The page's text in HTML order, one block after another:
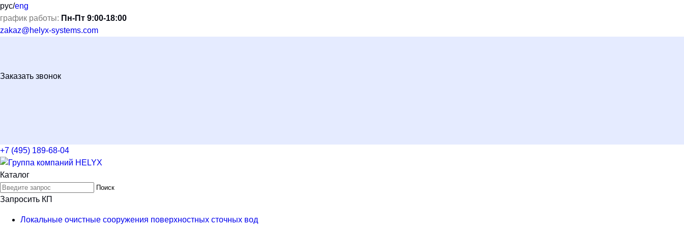
рус/eng
график работы: Пн-Пт 9:00-18:00
zakaz@helyx-systems.com
Заказать звонок
+7 (495) 189-68-04
Каталог
Поиск
Запросить КП
Локальные очистные сооружения поверхностных сточных вод